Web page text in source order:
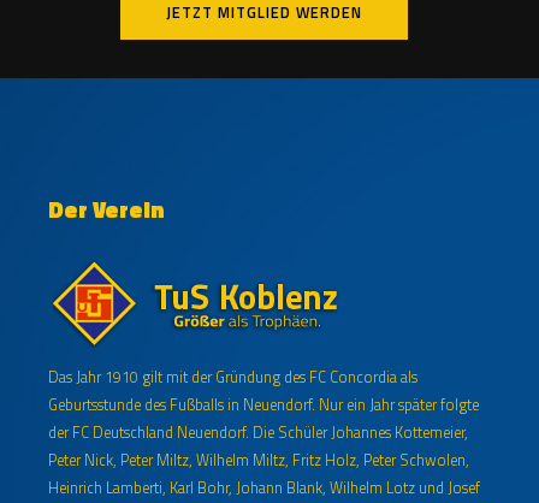
JETZT MITGLIED WERDEN
Der Verein
Das Jahr 1910 gilt mit der Gründung des FC Concordia als
Geburtsstunde des Fußballs in Neuendorf. Nur ein Jahr später folgte
der FC Deutschland Neuendorf. Die Schüler Johannes Kottemeier,
Peter Nick, Peter Miltz, Wilhelm Miltz, Fritz Holz, Peter Schwolen,
Heinrich Lamberti, Karl Bohr, Johann Blank, Wilhelm Lotz und Josef